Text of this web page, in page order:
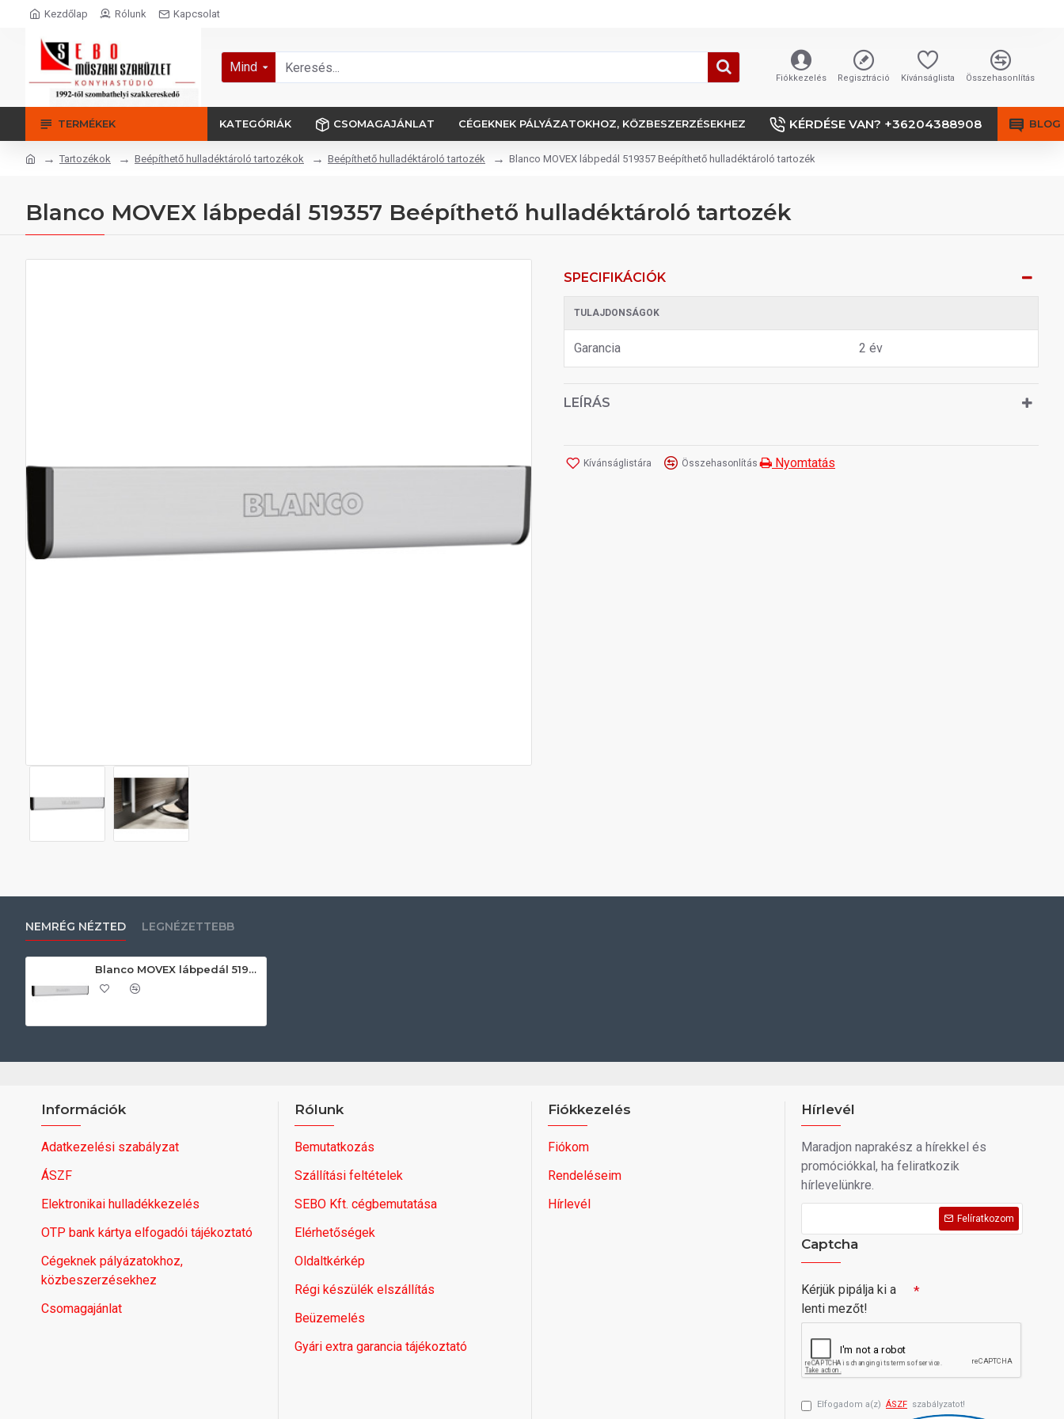
Kezdőlap Rólunk Kapcsolat
Mind
Fiókkezelés Regisztráció Kívánságlista Összehasonlítás
TERMÉKEK KATEGÓRIÁK CSOMAGAJÁNLAT CÉGEKNEK PÁLYÁZATOKHOZ, KÖZBESZERZÉSEKHEZ KÉRDÉSE VAN? +36204388908 BLOG
Tartozékok Beépíthető hulladéktároló tartozékok Beépíthető hulladéktároló tartozék Blanco MOVEX lábpedál 519357 Beépíthető hulladéktároló tartozék
Blanco MOVEX lábpedál 519357 Beépíthető hulladéktároló tartozék
SPECIFIKÁCIÓK
TULAJDONSÁGOK
Garancia 2 év
LEÍRÁS
Kívánságlistára Összehasonlítás Nyomtatás
NEMRÉG NÉZTED LEGNÉZETTEBB
Blanco MOVEX lábpedál 519357 Beépíthető hulladéktároló tartozék
Információk
Adatkezelési szabályzat
ÁSZF
Elektronikai hulladékkezelés
OTP bank kártya elfogadói tájékoztató
Cégeknek pályázatokhoz,
közbeszerzésekhez
Csomagajánlat
Rólunk
Bemutatkozás
Szállítási feltételek
SEBO Kft. cégbemutatása
Elérhetőségek
Oldaltkérkép
Régi készülék elszállítás
Beüzemelés
Gyári extra garancia tájékoztató
Fiókkezelés
Fiókom
Rendeléseim
Hírlevél
Hírlevél
Maradjon naprakész a hírekkel és
promóciókkal, ha feliratkozik
hírlevelünkre.
Felíratkozom
Captcha
Kérjük pipálja ki a
lenti mezőt!
Elfogadom a(z) ÁSZF szabályzatot!